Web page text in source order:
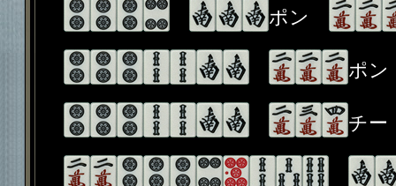
ポン
ポ
チ